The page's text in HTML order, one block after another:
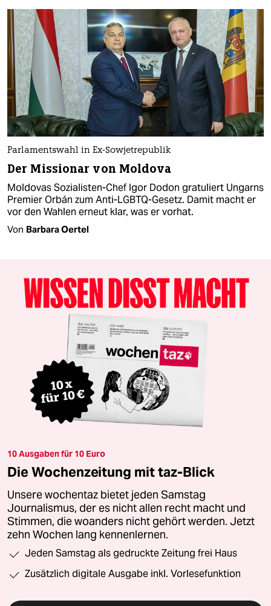
Parlamentswahl in Ex-Sowjetrepublik
Der Missionar von Moldova
Moldovas Sozialisten-Chef Igor Dodon gratuliert Ungarns
Premier Orbán zum Anti-LGBTQ-Gesetz. Damit macht er
vor den Wahlen erneut klar, was er vorhat.
Von Barbara Oertel
10 Ausgaben für 10 Euro
Die Wochenzeitung mit taz-Blick
Unsere wochentaz bietet jeden Samstag
Journalismus, der es nicht allen recht macht und
Stimmen, die woanders nicht gehört werden. Jetzt
zehn Wochen lang kennenlernen.
Jeden Samstag als gedruckte Zeitung frei Haus
Zusätzlich digitale Ausgabe inkl. Vorlesefunktion